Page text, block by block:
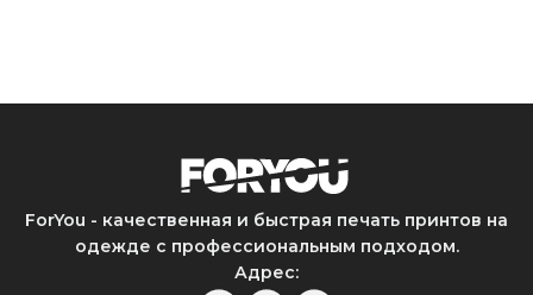
ForYou - качественная и быстрая печать принтов на
одежде с профессиональным подходом.
Адрес: